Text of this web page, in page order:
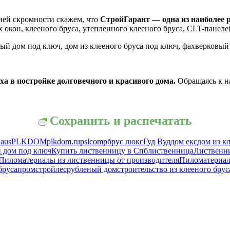
скромности скажем, что СтройГарант — одна из
окон, клееного бруса, утепленного клееного бруса, CLT-
дом под ключ, дом из клееного бруса под ключ,
в постройке долговечного и красивого дома. Обращаясь к
Сохранить и распечатать
PLKDOMplkdom.rupslcompбрус люксГуд Вуддом ексдом из
дом под ключКупить лиственницу в Спблиственница
из лиственницы от производителя
промстройлесрубленый домстроительство из клееного